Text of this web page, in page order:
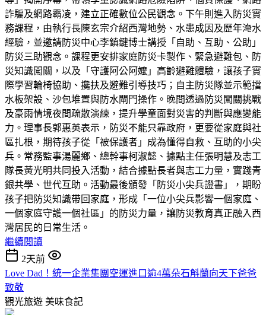
詐騙及網路霸凌，建立正確數位公民觀念。下午則進入防災實
務課程，由執行長陳玄宗介紹西灣地勢、水患成因及歷年淹水
經驗，並邀請防災中心李鎮鍵博士講授「自助、互助、公助」
防災三助觀念。課程更安排家庭防災卡製作、緊急避難包、防
災知識闖關，以及「守護阿公阿嬤」高齡避難體驗，讓孩子實
際學習輪椅協助、攙扶及避難引導技巧；自主防災隊並示範擋
水板架設、沙包堆置與防水閘門操作。晚間透過防災闖關挑戰
及豪雨情境夜間疏散演練，提升學童面對災害的判斷與應變能
力。理事長郭惠英表示，防災不能只靠政府，更要從家庭與社
區扎根，期待孩子從「被保護者」成為懂得自救、互助的小尖
兵。常務監事湯麗鄉、總幹事柯淑懿、據點主任張明慧及志工
隊長黃光明共同投入活動，結合據點長者與志工力量，實踐青
銀共學、世代互助。活動最後頒發「防災小尖兵證書」，期盼
孩子把防災知識帶回家庭，形成「一位小尖兵影響一個家庭、
一個家庭守護一個社區」的防災力量，讓防災教育真正融入西
灣居民的日常生活。
繼續閱讀
2天前
Love Dad！統一企業集團空運進口逾4萬朵石斛蘭向天下爸爸
致敬
觀光旅遊 美味食記